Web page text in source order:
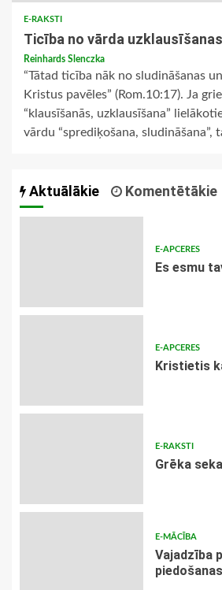
E-RAKSTI
Ticība no vārda uzklausīšanas
Reinhards Slenczka
“Tātad ticība nāk no sludināšanas
Kristus pavēles” (Rom.10:17). Ja
“klausīšanās, uzklausīšana”
vārdu “sprediķošana, sludināšana”,
Aktuālākie Komentētākie
E-APCERES
Es esmu
E-APCERES
Kristietis
E-RAKSTI
Grēka
E-MĀCĪBA
Vajadzība